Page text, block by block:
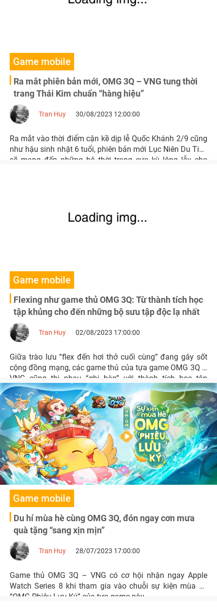
Game mobile
Ra mắt phiên bản mới, OMG 3Q – VNG tung thời
trang Thái Kim chuẩn “hàng hiệu”
Tran Huy 30/08/2023 12:00:00
Ra mắt vào thời điểm cận kề dịp lễ Quốc Khánh 2/9 cũng
như hậu sinh nhật 6 tuổi, phiên bản mới Lục Niên Du Tiên
sẽ mang đến những bộ thời trang cực kỳ lộng lẫy cho
Game mobile
Flexing như game thủ OMG 3Q: Từ thành tích học
tập khủng cho đến những bộ sưu tập độc lạ nhất
Tran Huy 02/08/2023 17:00:00
Giữa trào lưu “flex đến hơi thở cuối cùng” đang gây sốt
cộng đồng mạng, các game thủ của tựa game OMG 3Q –
VNG cũng thi nhau “ghi bàn” với thành tích học tập
khủng.
Game mobile
Du hí mùa hè cùng OMG 3Q, đón ngay cơn mưa
quà tặng “sang xịn mịn”
Tran Huy 28/07/2023 17:00:00
Game thủ OMG 3Q – VNG có cơ hội nhận ngay Apple
Watch Series 8 khi tham gia vào chuỗi sự kiện mùa hè
“OMG Phiêu Lưu Ký” của tựa game này.